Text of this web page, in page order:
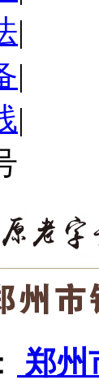
|
|
|
郑州